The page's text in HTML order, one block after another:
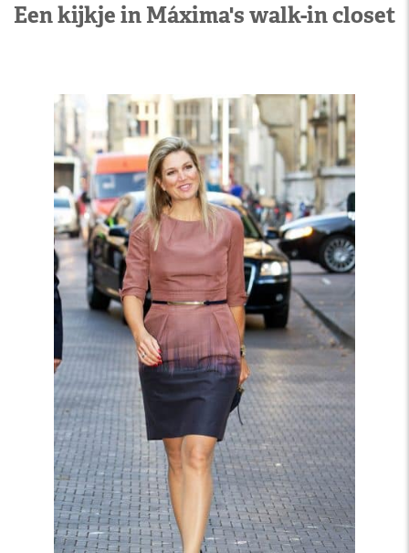
Een kijkje in Máxima's walk-in closet